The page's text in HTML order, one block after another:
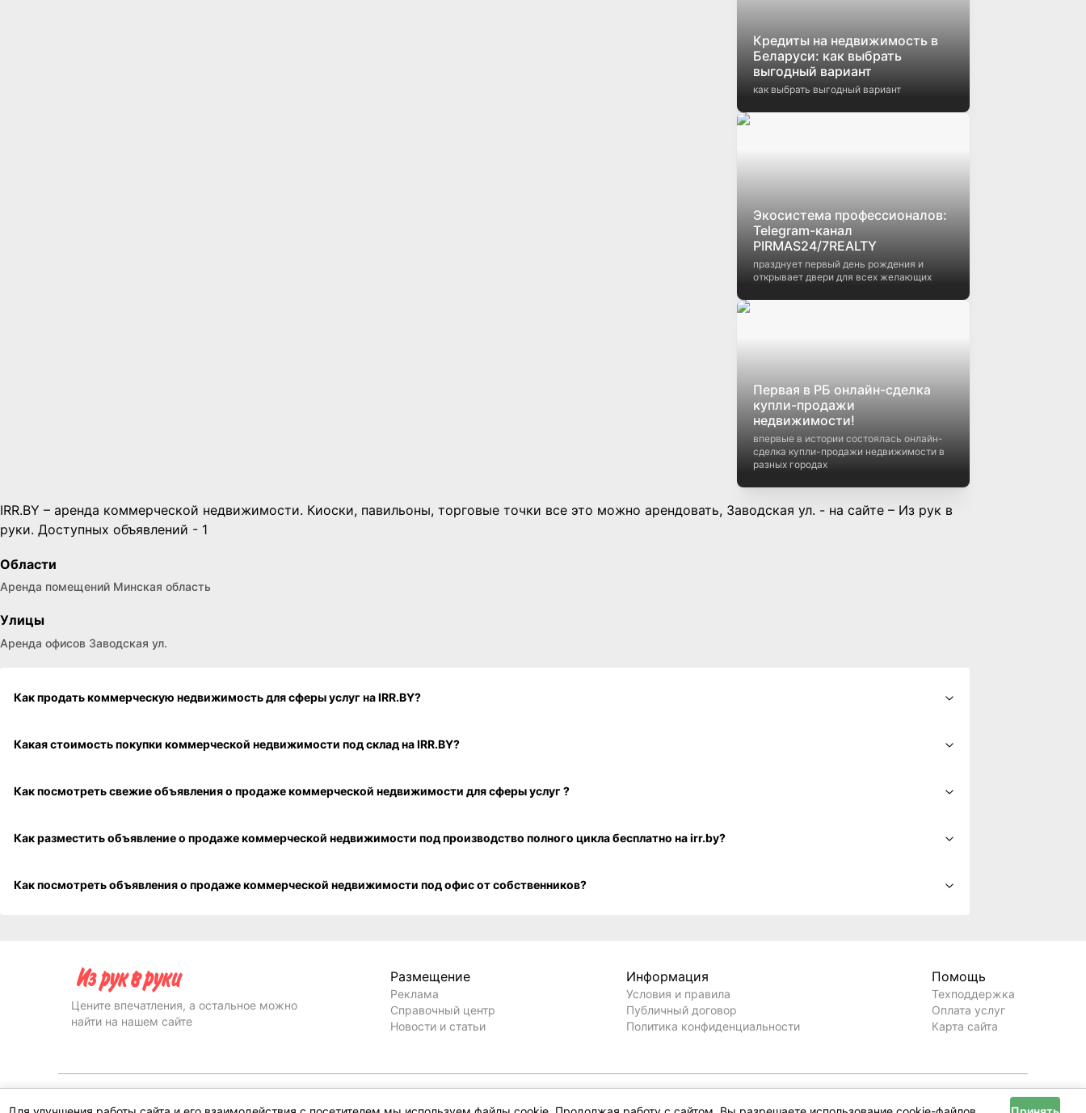
Кредиты на недвижимость в
Беларуси: как выбрать
выгодный вариант
Экосистема профессионалов:
Telegram-канал
PIRMAS24/7REALTY
празднует первый день рождения и
Первая в РБ онлайн-сделка
купли-продажи
недвижимости!
впервые в истории состоялась онлайн-
сделка купли-продажи недвижимости в
IRR.BY – аренда коммерческой недвижимости. Киоски, павильоны, торговые точки все это можно арендовать, Заводская ул. - на сайте – Из рук в
Области
Улицы
Цените впечатления, а остальное можно
Размещение
Реклама
Справочный центр
Информация
Условия и правила
Публичный договор
Помощь
Техподдержка
Оплата услуг